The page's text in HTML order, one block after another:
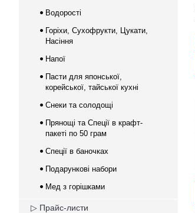
Водорості
Горіхи, Сухофрукти, Цукати,
Насіння
Напої
Пасти для японської,
корейської, тайської кухні
Снеки та солодощі
Прянощі та Спеції в крафт-
пакеті по 50 грам
Спеції в баночках
Подарункові набори
Мед з горішками
▷ Прайс-листи